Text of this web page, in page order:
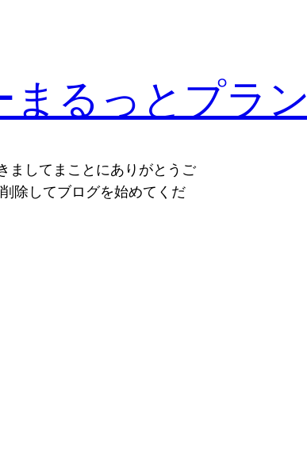
るっとプラン
ましてまことにありがとうご
除してブログを始めてくだ